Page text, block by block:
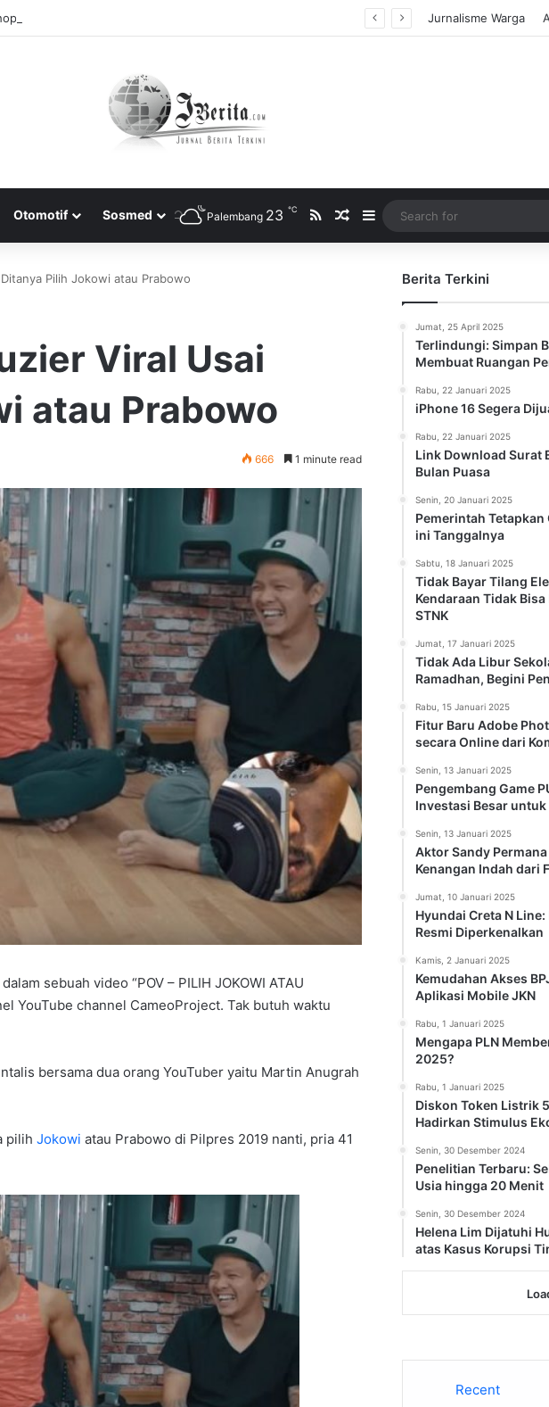
Editing Bersama secara Online dari Komputer Berbeda Jurnalisme Warga
Otomotif Sosmed Palembang 23 ℃ RSSRandom Article
Sidebar
Pilih Jokowi atau Prabowo
Viral Usai
atau Prabowo
666 1 minute read
sebuah video “POV – PILIH JOKOWI ATAU
YouTube channel CameoProject. Tak butuh waktu
bersama dua orang YouTuber yaitu Martin Anugrah
pilih Jokowi atau Prabowo di Pilpres 2019 nanti, pria 41
Berita Terkini
Jumat, 25 April 2025
Terlindungi: Simpan
Membuat Ruangan
Rabu, 22 Januari 2025
iPhone 16 Segera
Rabu, 22 Januari 2025
Link Download Surat
Bulan Puasa
Senin, 20 Januari 2025
Pemerintah Tetapkan
ini Tanggalnya
Sabtu, 18 Januari 2025
Tidak Bayar Tilang
Kendaraan Tidak
STNK
Jumat, 17 Januari 2025
Tidak Ada Libur
Ramadhan, Begini
Rabu, 15 Januari 2025
Fitur Baru Adobe
secara Online dari
Senin, 13 Januari 2025
Pengembang Game
Investasi Besar
Senin, 13 Januari 2025
Aktor Sandy
Kenangan Indah dari
Jumat, 10 Januari 2025
Hyundai Creta N
Resmi Diperkenalkan
Kamis, 2 Januari 2025
Kemudahan Akses
Aplikasi Mobile JKN
Rabu, 1 Januari 2025
Mengapa PLN
2025?
Rabu, 1 Januari 2025
Diskon Token Listrik
Hadirkan Stimulus
Senin, 30 Desember 2024
Penelitian Terbaru:
Usia hingga 20 Menit
Senin, 30 Desember 2024
Helena Lim Dijatuhi
atas Kasus Korupsi
Recent